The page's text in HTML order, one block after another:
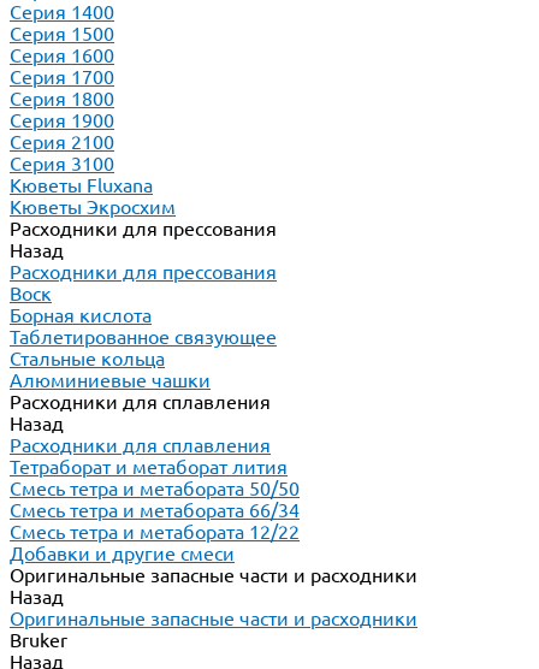
Серия 1400
Серия 1500
Серия 1600
Серия 1700
Серия 1800
Серия 1900
Серия 2100
Серия 3100
Кюветы Fluxana
Кюветы Экросхим
Расходники для прессования
Назад
Расходники для прессования
Воск
Борная кислота
Таблетированное связующее
Стальные кольца
Алюминиевые чашки
Расходники для сплавления
Назад
Расходники для сплавления
Тетраборат и метаборат лития
Смесь тетра и метабората 50/50
Смесь тетра и метабората 66/34
Смесь тетра и метабората 12/22
Добавки и другие смеси
Оригинальные запасные части и расходники
Назад
Оригинальные запасные части и расходники
Bruker
Назад